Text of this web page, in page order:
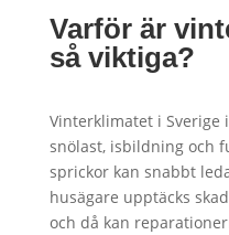
Varför är
så viktiga?
Vinterklimatet i
snölast, isbildning och
sprickor kan snabbt
husägare upptäcks
och då kan